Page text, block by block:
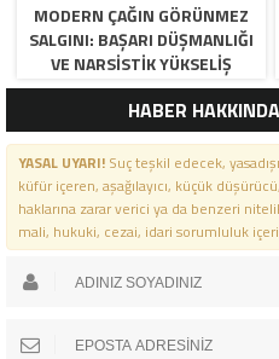
MODERN ÇAĞIN GÖRÜNMEZ
SALGINI: BAŞARI DÜŞMANLIĞI
VE NARSISTIK YÜKSELIŞ
HABER
YASAL UYARI!Suç teşkil edecek,
küfür içeren, aşağılayıcı, küçük
haklarına zarar verici ya da benzeri
mali, hukuki, cezai, idari sorumluluk